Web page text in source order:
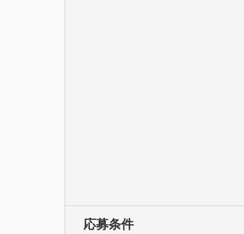
応募条件